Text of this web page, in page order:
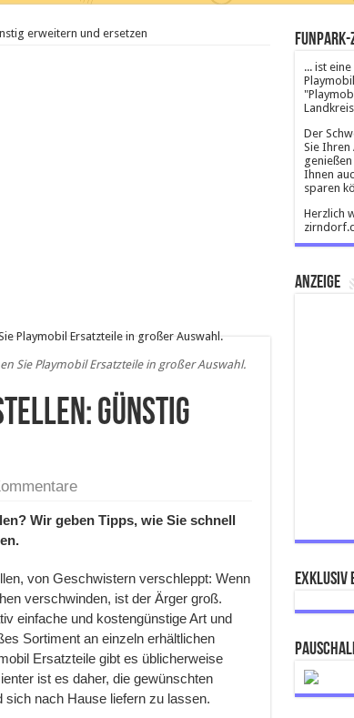
erweitern und ersetzen
Sie Playmobil Ersatzteile in großer Auswahl.
Günstig
Wir geben Tipps, wie Sie schnell
von Geschwistern verschleppt: Wenn
verschwinden, ist der Ärger groß.
einfache und kostengünstige Art und
Sortiment an einzeln erhältlichen
Ersatzteile gibt es üblicherweise
ist es daher, die gewünschten
sich nach Hause liefern zu lassen.
... ist
Der
Sie
Ihnen
sparen
Herzlich
Anzeige
Exklusiv